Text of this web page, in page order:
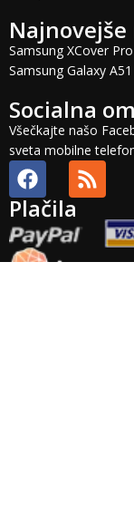
Najnovejše
Samsung XCover Pro
Samsung Galaxy A51
Socialna
Všečkajte našo
sveta mobilne
Plačila